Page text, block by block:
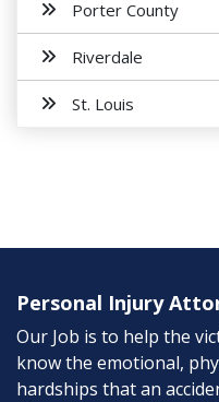
Porter County
Riverdale
St. Louis
Personal Injury
Our Job is to help the
know the emotional,
hardships that an